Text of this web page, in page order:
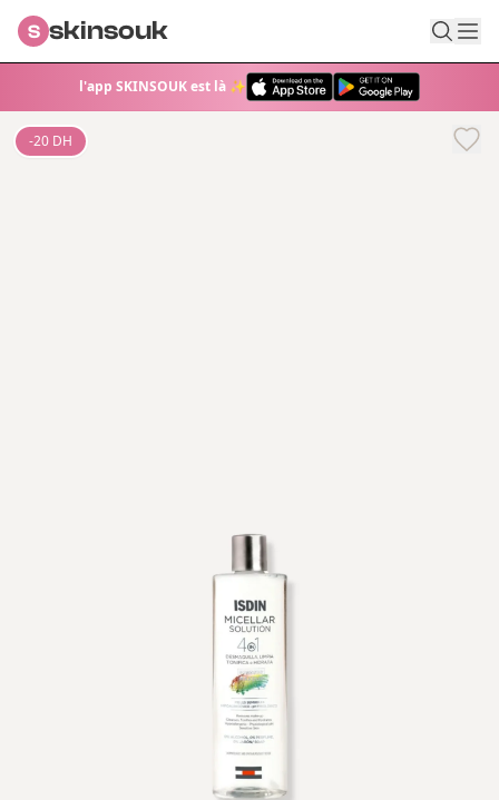
l'app SKINSOUK est là ✨
S skinsouk
-20 DH